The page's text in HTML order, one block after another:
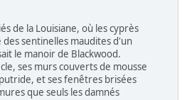
de la Louisiane, où les cyprès
sentinelles maudites d'un
le manoir de Blackwood.
ses murs couverts de mousse
et ses fenêtres brisées
que seuls les damnés